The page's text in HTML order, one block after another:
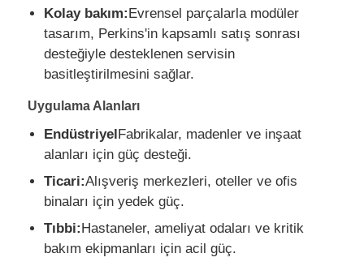
Dizel jeneratör seti
benzinli jeneratör seti
CNG Jeneratör Seti
Jeneratör aksesuarları
Hareketli aydınlatma aracı
Kolay bakım:Evrensel parçalarla modüler
tasarım, Perkins'in kapsamlı satış sonrası
desteğiyle desteklenen servisin
basitleştirilmesini sağlar.
Uygulama Alanları
EndüstriyelFabrikalar, madenler ve inşaat
alanları için güç desteği.
Ticari:Alışveriş merkezleri, oteller ve ofis
binaları için yedek güç.
Tıbbi:Hastaneler, ameliyat odaları ve kritik
bakım ekipmanları için acil güç.